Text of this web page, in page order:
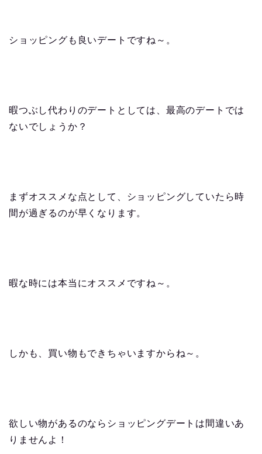
ショッピングも良いデートですね～。
暇つぶし代わりのデートとしては、最高のデートでは
ないでしょうか？
まずオススメな点として、ショッピングしていたら時
間が過ぎるのが早くなります。
暇な時には本当にオススメですね～。
しかも、買い物もできちゃいますからね～。
欲しい物があるのならショッピングデートは間違いあ
りませんよ！